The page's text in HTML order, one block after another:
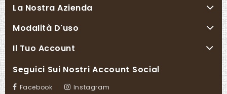
La Nostra Azienda
Modalità D'uso
Il Tuo Account
Seguici Sui Nostri Account Social
Facebook Instagram